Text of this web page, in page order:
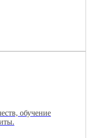
обучение